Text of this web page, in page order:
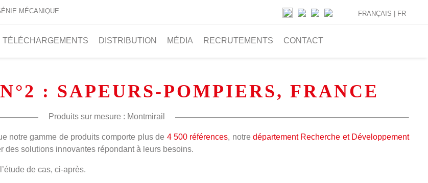
MÉCANIQUE
TÉLÉCHARGEMENTS DISTRIBUTION MÉDIA RECRUTEMENTS CONTACT
FRANÇAIS | FR
: SAPEURS-POMPIERS, FRANCE
Produits sur mesure : Montmirail
notre gamme de produits comporte plus de 4 500 références, notre département Recherche et Développement
des solutions innovantes répondant à leurs besoins.
de cas, ci-après.